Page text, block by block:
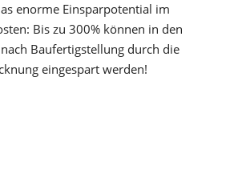
enorme Einsparpotential im
Bis zu 300% können in den
Baufertigstellung durch die
eingespart werden!